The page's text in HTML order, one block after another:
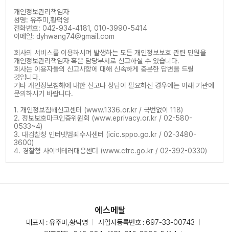
개인정보관리책임자
성명: 유주미,황덕영
전화번호: 042-934-4181, 010-3990-5414
이메일: dyhwang74@gmail.com
회사의 서비스를 이용하시며 발생하는 모든 개인정보보호 관련 민원을
개인정보관리책임자 혹은 담당부서로 신고하실 수 있습니다.
회사는 이용자들의 신고사항에 대해 신속하게 충분한 답변을 드릴
것입니다.
기타 개인정보침해에 대한 신고나 상담이 필요하신 경우에는 아래 기관에
문의하시기 바랍니다.
1. 개인정보침해신고센터 (www.1336.or.kr / 국번없이 118)
2. 정보보호마크인증위원회 (www.eprivacy.or.kr / 02-580-
0533~4)
3. 대검찰청 인터넷범죄수사센터 (icic.sppo.go.kr / 02-3480-
3600)
4. 경찰청 사이버테러대응센터 (www.ctrc.go.kr / 02-392-0330)
에스메탈
대표자 : 유주미,황덕영
사업자등록번호 : 697-33-00743